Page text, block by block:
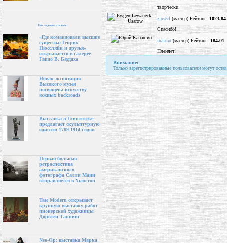
Последние статьи
«Где командовали высшие
существа: Генрих
Нюссляйн и друзья»
открывается в галерее
Гвидо В. Баудаха
Новая экспозиция
Высокого музея
посвящена искусству
южных backroads
Выставка в Глиптотеке
предлагает скульптурную
одиссею 1789-1914 годов
Первая большая
ретроспектива
американского
фотографа Салли Манн
отправляется в Хьюстон
Tate Modern открывает
крупную выставку работ
пионерской художницы
Доротеи Таннинг
Neo-Op: выставка Марка
творчески
zius54 (мастер) Рейтинг: 1023.84
Спасибо!
iualcan (мастер) Рейтинг: 184.01
Пленяет!
Внимание:
Только зарегистрированные пользователи могут